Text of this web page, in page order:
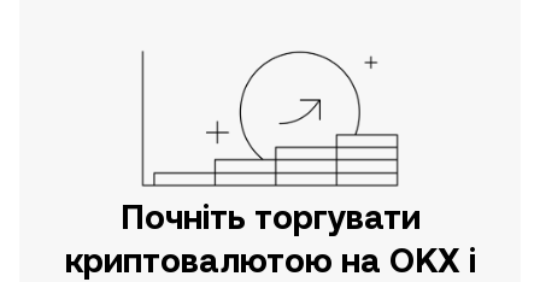
Почніть торгувати
криптовалютою на OKX і